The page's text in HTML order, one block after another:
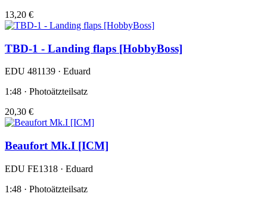
13,20 €
TBD-1 - Landing flaps [HobbyBoss]
EDU 481139 · Eduard
1:48 · Photoätzteilsatz
20,30 €
Beaufort Mk.I [ICM]
EDU FE1318 · Eduard
1:48 · Photoätzteilsatz